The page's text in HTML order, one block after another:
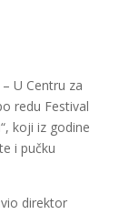
– U Centru za
redu Festival
koji iz godine
i pučku
direktor